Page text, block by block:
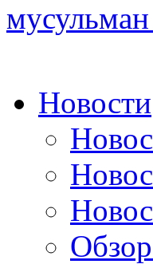
Новости